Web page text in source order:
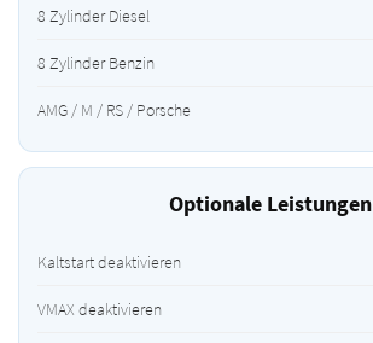
8 Zylinder Diesel
8 Zylinder Benzin
AMG / M / RS / Porsche
Optionale Leistungen
Kaltstart deaktivieren
VMAX deaktivieren